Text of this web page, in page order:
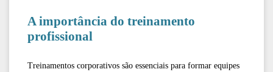
A importância do treinamento
profissional
Treinamentos corporativos são essenciais para formar equipes